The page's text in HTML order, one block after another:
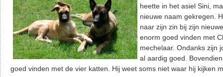
heette in het asiel Sini,
nieuwe naam gekregen.
naar zijn zin bij zijn
enorm goed vinden met
mechelaar. Ondanks zijn
al aardig goed.
goed vinden met de vier katten. Hij weet soms niet waar hij kijken